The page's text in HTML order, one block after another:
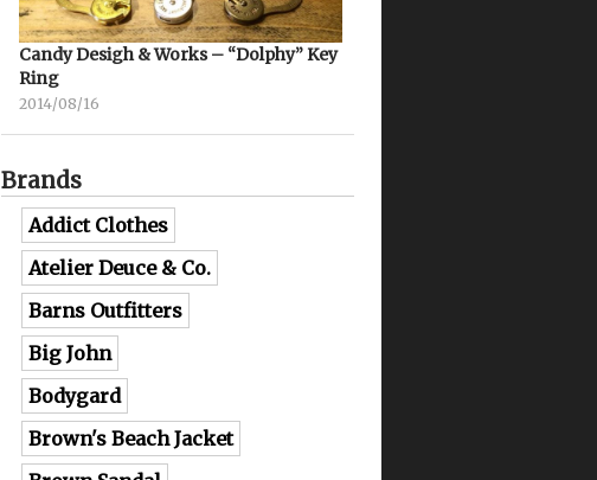
Candy Desigh & Works – “Dolphy” Key
Ring
2014/08/16
Brands
Addict Clothes
Atelier Deuce & Co.
Barns Outfitters
Big John
Bodygard
Brown's Beach Jacket